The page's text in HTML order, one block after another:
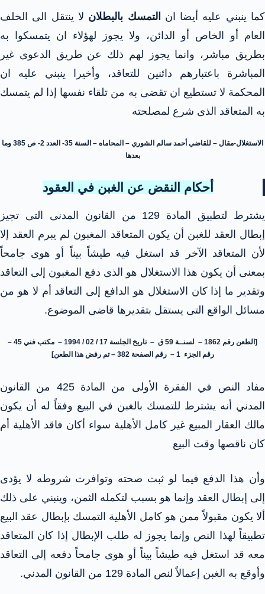
كما ينبني عليه أيضا ان التمسك بالبطلان لا ينتقل الى الخلف
العام أو الخاص أو الدائن، ولا يجوز لهؤلاء ان يتمسكوا به
بطريق مباشر، وانما يجوز لهم ذلك عن طريق الدعوى غير
المباشرة باعتبارهم دائنين للتعاقد، وأخيرا ينبني عليه ان
المحكمة لا تستطيع ان تقضى به من تلقاء نفسها إذا لم يتمسك
به المتعاقد الذى شرع لمصلحته
الاستغلال-مقال – للقاضي أحمد سالم الشوري – المحاماه – السنة 35- العدد 2- ص 385 وما
بعدها
أحكام النقض عن الغبن في العقود
يشترط لتطبيق المادة 129 من القانون المدنى التى تجيز
إبطال العقد للغبن أن يكون المتعاقد المغبون لم يبرم العقد إلا
لأن المتعاقد الآخر قد استغل فيه طيشاً بيناً أو هوى جامحاً
بمعنى أن يكون هذا الاستغلال هو الذى دفع المغبون إلى التعاقد
وتقدير ما إذا كان الاستغلال هو الدافع إلى التعاقد أم لا هو من
مسائل الواقع التى يستقل بتقديرها قاضى الموضوع.
[الطعن رقم 1862 – لسنــة 59 ق – تاريخ الجلسة 17 / 02 / 1994 – مكتب فني 45 –
رقم الجزء 1 – رقم الصفحة 382 – تم رفض هذا الطعن]
مفاد النص في الفقرة الأولى من المادة 425 من القانون
المدني أنه يشترط للتمسك بالغبن في البيع وفقاً له أن يكون
مالك العقار المبيع غير كامل الأهلية سواء أكان فاقد الأهلية أم
كان ناقصها وقت البيع
وأن هذا الدفع فيما لو ثبت صحته وتوافرت شروطه لا يؤدى
إلى إبطال العقد وإنما هو بسبب لتكمله الثمن، وينبني على ذلك
ألا يكون مقبولاً ممن هو كامل الأهلية التمسك بإبطال عقد البيع
تطبيقاً لهذا النص وإنما يجوز له طلب الإبطال إذا كان المتعاقد
معه قد استغل فيه طيشاً بيناً أو هوى جامحاً دفعه إلى التعاقد
وأوقع به الغبن إعمالاً لنص المادة 129 من القانون المدني.